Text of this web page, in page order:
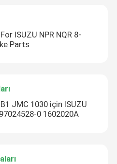
ISUZU NPR NQR 8-
Parts
JMC 1030 için ISUZU
0 1602020A